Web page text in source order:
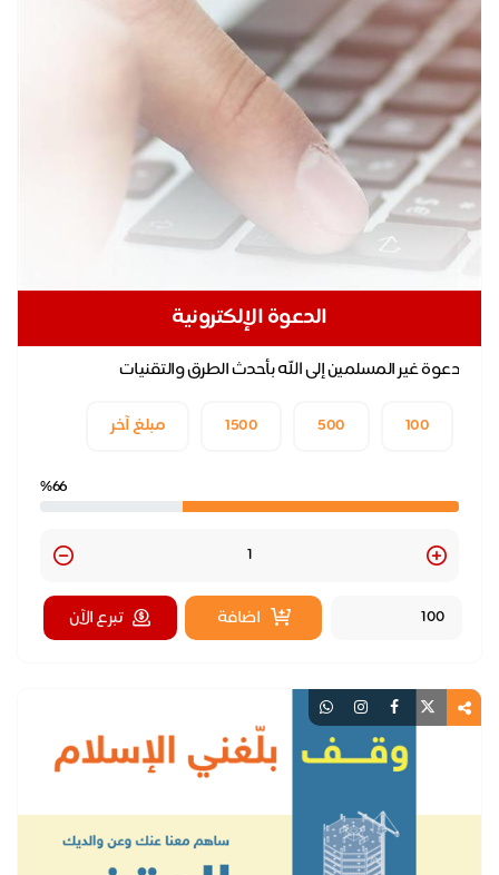
الدعوة الإلكترونية
دعوة غير المسلمين إلى الله بأحدث الطرق والتقنيات
1500 مبلغ آخر
Quantity
اضافة
تبرع الآن